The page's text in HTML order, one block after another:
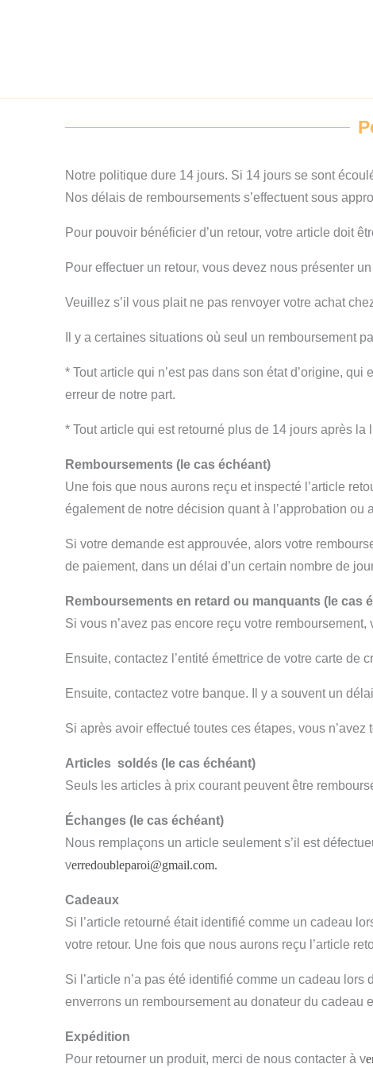
Notre politique dure 14 jours. Si 14 jours se sont
Nos délais de remboursements s’effectuent sous
Pour pouvoir bénéficier d’un retour, votre article doit
Pour effectuer un retour, vous devez nous présenter
Veuillez s’il vous plait ne pas renvoyer votre achat
Il y a certaines situations où seul un remboursement
* Tout article qui n’est pas dans son état d’origine,
erreur de notre part.
* Tout article qui est retourné plus de 14 jours après la
Remboursements (le cas échéant)
Une fois que nous aurons reçu et inspecté l’article
également de notre décision quant à l’approbation ou
Si votre demande est approuvée, alors votre
de paiement, dans un délai d’un certain nombre de
Remboursements en retard ou manquants (le cas
Si vous n’avez pas encore reçu votre
Ensuite, contactez l’entité émettrice de votre carte
Ensuite, contactez votre banque. Il y a souvent un
Si après avoir effectué toutes ces étapes, vous
Articles soldés (le cas échéant)
Seuls les articles à prix courant peuvent être
Échanges (le cas échéant)
Nous remplaçons un article seulement s’il est
verredoubleparoi@gmail.com.
Cadeaux
Si l’article retourné était identifié comme un cadeau
votre retour. Une fois que nous aurons reçu l’article
Si l’article n’a pas été identifié comme un cadeau lors
enverrons un remboursement au donateur du cadeau
Expédition
Pour retourner un produit, merci de nous contacter à v